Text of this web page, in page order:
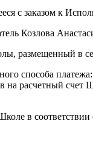
с заказом к
Козлова
размещенный в
способа платежа:
на расчетный
в